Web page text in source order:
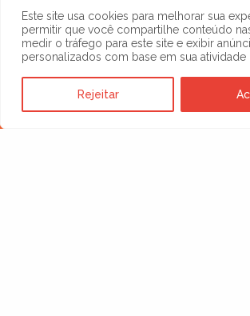
Este site usa cookies para melhorar sua
permitir que você compartilhe conteúdo
medir o tráfego para este site e exibir
personalizados com base em sua atividade
Rejeitar
Get in touch